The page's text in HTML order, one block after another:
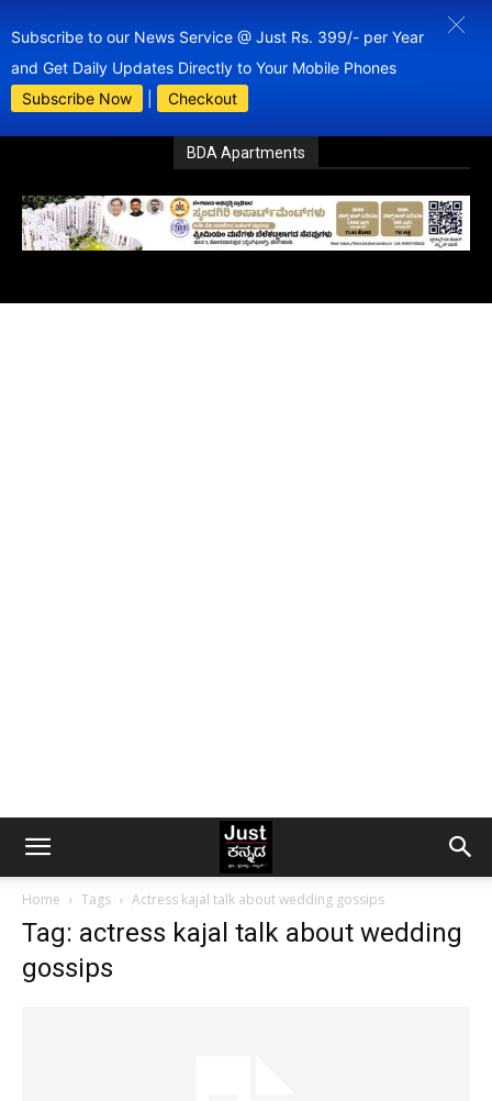
Subscribe to our News Service @ Just Rs. 399/- per Year
and Get Daily Updates Directly to Your Mobile Phones
Subscribe Now
Checkout
BDA Apartments
Home Tags Actress kajal talk about wedding gossips
Tag: actress kajal talk about wedding
gossips